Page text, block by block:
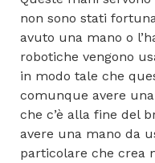
non sono stati
avuto una mano o
robotiche vengono
in modo tale che
comunque avere
che c’è alla fine del
avere una mano da
particolare che crea